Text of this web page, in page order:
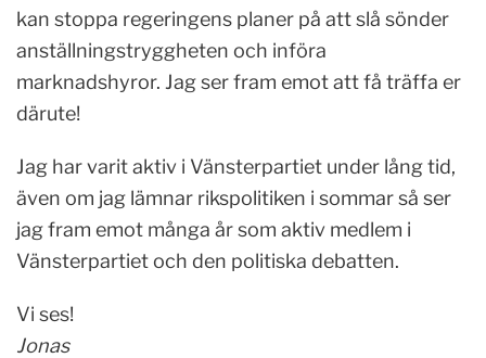
kan stoppa regeringens planer på att slå sönder
anställningstryggheten och införa
marknadshyror. Jag ser fram emot att få träffa er
därute!
Jag har varit aktiv i Vänsterpartiet under lång tid,
även om jag lämnar rikspolitiken i sommar så ser
jag fram emot många år som aktiv medlem i
Vänsterpartiet och den politiska debatten.
Vi ses!
Jonas